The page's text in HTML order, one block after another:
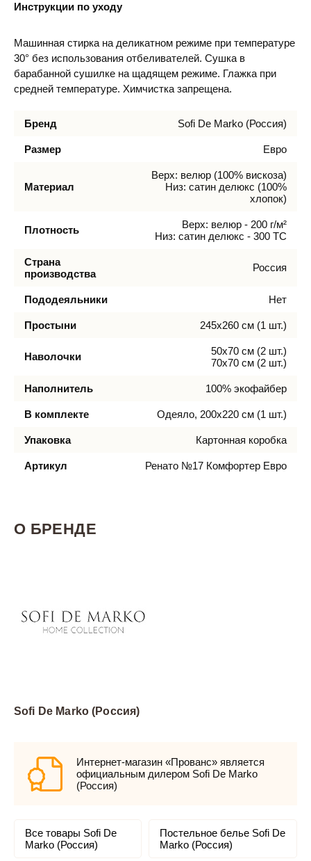
Инструкции по уходу
Машинная стирка на деликатном режиме при температуре
30° без использования отбеливателей. Сушка в
барабанной сушилке на щадящем режиме. Глажка при
средней температуре. Химчистка запрещена.
Бренд Sofi De Marko (Россия)
Размер Евро
Материал
Верх: велюр (100% вискоза)
Низ: сатин делюкс (100%
хлопок)
Плотность
Верх: велюр - 200 г/м²
Низ: сатин делюкс - 300 ТС
Страна
производства
Россия
Пододеяльники Нет
Простыни 245х260 см (1 шт.)
Наволочки
50х70 см (2 шт.)
70х70 см (2 шт.)
Наполнитель 100% экофайбер
В комплекте Одеяло, 200х220 см (1 шт.)
Упаковка Картонная коробка
Артикул Ренато №17 Комфортер Евро
О БРЕНДЕ
Sofi De Marko (Россия)
Интернет-магазин «Прованс» является
официальным дилером Sofi De Marko
(Россия)
Все товары Sofi De
Marko (Россия)
Постельное белье Sofi De
Marko (Россия)